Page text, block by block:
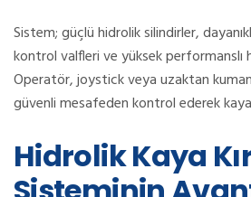
Sistem; güçlü hidrolik silindirler,
kontrol valfleri ve yüksek performanslı
Operatör, joystick veya uzaktan
güvenli mesafeden kontrol ederek
Hidrolik Kaya